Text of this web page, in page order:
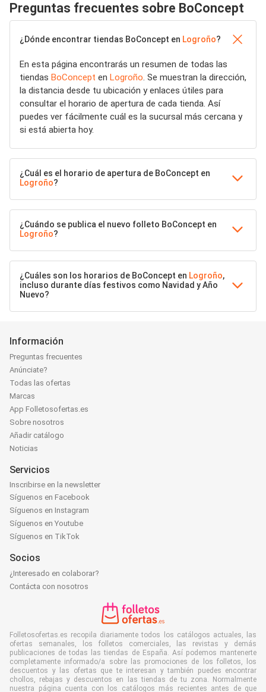
Preguntas frecuentes sobre BoConcept
¿Dónde encontrar tiendas BoConcept en Logroño?
En esta página encontrarás un resumen de todas las
tiendas BoConcept en Logroño. Se muestran la dirección,
la distancia desde tu ubicación y enlaces útiles para
consultar el horario de apertura de cada tienda. Así
puedes ver fácilmente cuál es la sucursal más cercana y
si está abierta hoy.
¿Cuál es el horario de apertura de BoConcept en
Logroño?
¿Cuándo se publica el nuevo folleto BoConcept en
Logroño?
¿Cuáles son los horarios de BoConcept en Logroño,
incluso durante días festivos como Navidad y Año
Nuevo?
Información
Preguntas frecuentes
Anúnciate?
Todas las ofertas
Marcas
App Folletosofertas.es
Sobre nosotros
Añadir catálogo
Noticias
Servicios
Inscribirse en la newsletter
Síguenos en Facebook
Síguenos en Instagram
Síguenos en Youtube
Síguenos en TikTok
Socios
¿Interesado en colaborar?
Contácta con nosotros
Folletosofertas.es recopila diariamente todos los catálogos actuales, las
ofertas semanales, los folletos comerciales, las revistas y demás
publicaciones de todas las tiendas de España. Así podemos mantenerte
completamente informado/a sobre las promociones de los folletos, los
descuentos y las ofertas que te interesan y también puedes encontrar
chollos, rebajas y descuentos en las tiendas de tu zona. Normalmente
nuestra página cuenta con los catálogos más recientes antes de que